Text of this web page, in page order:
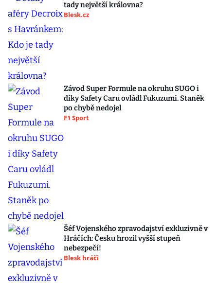
tady největší královna?
Blesk.cz
Závod Super Formule na okruhu SUGO i
díky Safety Caru ovládl Fukuzumi. Staněk
po chybě nedojel
F1 Sport
Šéf Vojenského zpravodajství exkluzivně v
Hráčích: Česku hrozil vyšší stupeň
nebezpečí!
Blesk hráči